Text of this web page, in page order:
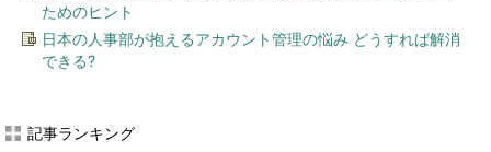
ためのヒント
日本の人事部が抱えるアカウント管理の悩み どうすれば解消
できる?
記事ランキング